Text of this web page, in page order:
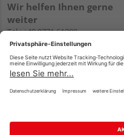
Wir helfen Ihnen gerne
weiter
Tel.:+49 9771 61880
E-Mail:info@holzland-
niemeyer.de
Impressum AGB